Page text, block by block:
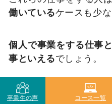
働いているケースも少
個人で事業をする仕事
事といえるでしょう。
なかには企業に勤めな
卒業生の声 コース一覧